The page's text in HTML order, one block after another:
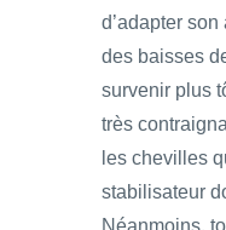
d’adapter
des baisses
survenir plus
très
les chevilles
stabilisateur
Néanmoins,